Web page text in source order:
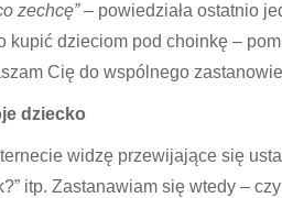
zechcę”– powiedziała ostatnio
kupić dzieciom pod choinkę –
Cię do wspólnego
dziecko
widzę przewijające się
itp. Zastanawiam się wtedy –